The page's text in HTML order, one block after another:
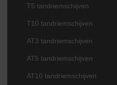
T5 tandriemschijven
T10 tandriemschijven
AT3 tandriemschijven
AT5 tandriemschijven
AT10 tandriemschijven